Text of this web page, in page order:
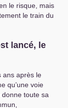
le risque, mais
le train du
lancé, le
ans après le
qu’une voie
toute sa